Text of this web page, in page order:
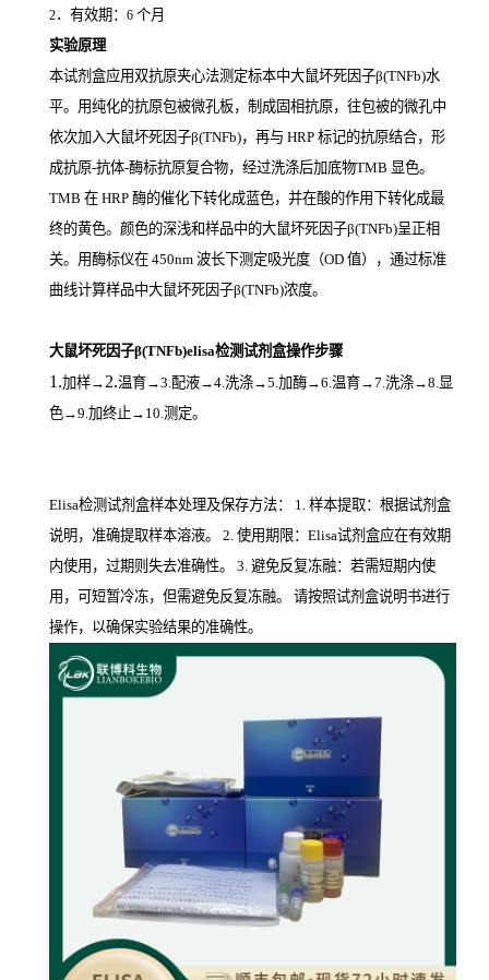
2．有效期： 6 个月
实验原理
本试剂盒应用双抗原夹心法测定标本中大鼠坏死因子β(TNFb)水
平。用纯化的抗原包被微孔板，制成固相抗原，往包被的微孔中
依次加入大鼠坏死因子β(TNFb)，再与 HRP 标记的抗原结合，形
成抗原-抗体-酶标抗原复合物，经过洗涤后加底物TMB 显色。
TMB 在 HRP 酶的催化下转化成蓝色，并在酸的作用下转化成最
终的黄色。颜色的深浅和样品中的大鼠坏死因子β(TNFb)呈正相
关。用酶标仪在 450nm 波长下测定吸光度（OD 值），通过标准
曲线计算样品中大鼠坏死因子β(TNFb)浓度。
大鼠坏死因子β(TNFb)elisa检测试剂盒操作步骤
1.加样→ 2.温育→3.配液→4.洗涤→5.加酶→6.温育→7.洗涤→8.显
色→9.加终止→10.测定。
Elisa检测试剂盒样本处理及保存方法： 1. 样本提取：根据试剂盒
说明，准确提取样本溶液。 2. 使用期限：Elisa试剂盒应在有效期
内使用，过期则失去准确性。 3. 避免反复冻融：若需短期内使
用，可短暂冷冻，但需避免反复冻融。 请按照试剂盒说明书进行
操作，以确保实验结果的准确性。